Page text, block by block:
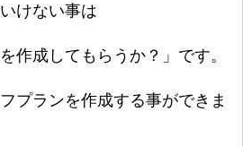
けない事は
作成してもらうか？」です。
プランを作成する事ができま